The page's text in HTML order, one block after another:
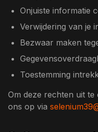
Onjuiste informatie
Verwijdering van je
Bezwaar maken
Toestemming
Om deze rechten uit
ons op via